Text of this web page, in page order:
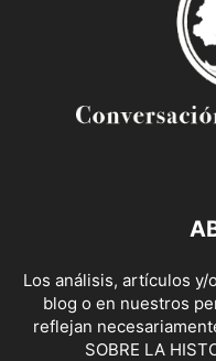
Los análisis, artículos
blog o en nuestros
reflejan
SOBRE LA